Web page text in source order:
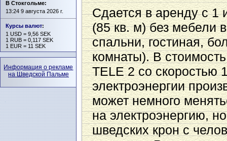
Сдается в аренду с 1
(85 кв. м) без мебели
спальни, гостиная,
комнаты). В
TELE 2 со скоростью
электроэнергии
может немного
на электроэнергию,
шведских крон с
В Стокгольме:
13:24 9 августа 2026 г.
Курсы валют:
1 USD = 9,56 SEK
1 RUB = 0,117 SEK
1 EUR = 11 SEK
Информация о рекламе
на Шведской Пальме